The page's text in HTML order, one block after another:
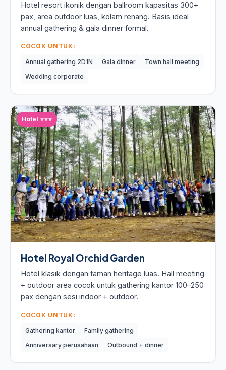
Hotel resort ikonik dengan ballroom kapasitas 300+
pax, area outdoor luas, kolam renang. Basis ideal
annual gathering & gala dinner formal.
COCOK UNTUK:
Annual gathering 2D1N Gala dinner
Town hall meeting
Wedding corporate
Hotel ⭐⭐⭐
Hotel Royal Orchid Garden
Hotel klasik dengan taman heritage luas. Hall meeting
+ outdoor area cocok untuk gathering kantor 100–250
pax dengan sesi indoor + outdoor.
COCOK UNTUK:
Gathering kantor
Family gathering
Anniversary perusahaan
Outbound + dinner